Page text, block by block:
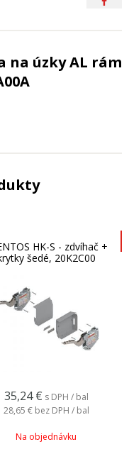
na úzky AL rám
HK-S - zdvíhač +
šedé, 20K2C00
35,24 € s DPH / bal
28,65 € bez DPH / bal
Na objednávku